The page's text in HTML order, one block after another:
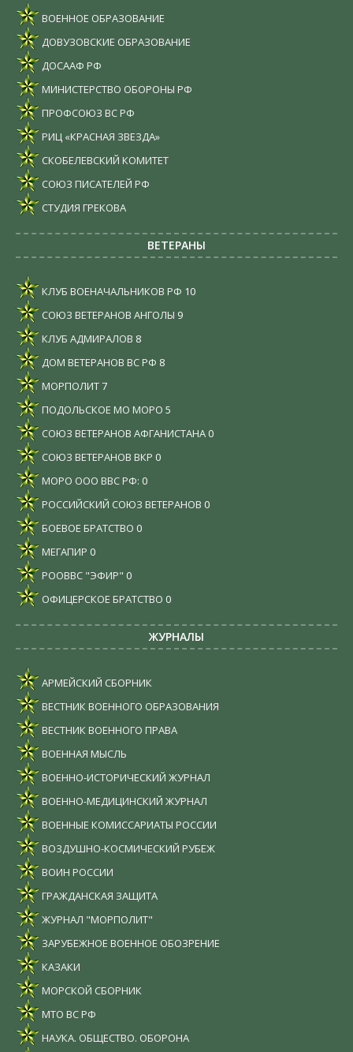
ВОЕННОЕ ОБРАЗОВАНИЕ
ДОВУЗОВСКИЕ ОБРАЗОВАНИЕ
ДОСААФ РФ
МИНИСТЕРСТВО ОБОРОНЫ РФ
ПРОФСОЮЗ ВС РФ
РИЦ «КРАСНАЯ ЗВЕЗДА»
СКОБЕЛЕВСКИЙ КОМИТЕТ
СОЮЗ ПИСАТЕЛЕЙ РФ
СТУДИЯ ГРЕКОВА
ВЕТЕРАНЫ
КЛУБ ВОЕНАЧАЛЬНИКОВ РФ 10
СОЮЗ ВЕТЕРАНОВ АНГОЛЫ 9
КЛУБ АДМИРАЛОВ 8
ДОМ ВЕТЕРАНОВ ВС РФ 8
МОРПОЛИТ7
ПОДОЛЬСКОЕ МО МОРО 5
СОЮЗ ВЕТЕРАНОВ АФГАНИСТАНА 0
СОЮЗ ВЕТЕРАНОВ ВКР 0
МОРО ООО ВВС РФ: 0
РОССИЙСКИЙ СОЮЗ ВЕТЕРАНОВ 0
БОЕВОЕ БРАТСТВО 0
МЕГАПИР 0
РООВВС "ЭФИР" 0
ОФИЦЕРСКОЕ БРАТСТВО 0
ЖУРНАЛЫ
АРМЕЙСКИЙ СБОРНИК
ВЕСТНИК ВОЕННОГО ОБРАЗОВАНИЯ
ВЕСТНИК ВОЕННОГО ПРАВА
ВОЕННАЯ МЫСЛЬ
ВОЕННО-ИСТОРИЧЕСКИЙ ЖУРНАЛ
ВОЕННО-МЕДИЦИНСКИЙ ЖУРНАЛ
ВОЕННЫЕ КОМИССАРИАТЫ РОССИИ
ВОЗДУШНО-КОСМИЧЕСКИЙ РУБЕЖ
ВОИН РОССИИ
ГРАЖДАНСКАЯ ЗАЩИТА
ЖУРНАЛ "МОРПОЛИТ"
ЗАРУБЕЖНОЕ ВОЕННОЕ ОБОЗРЕНИЕ
КАЗАКИ
МОРСКОЙ СБОРНИК
МТО ВС РФ
НАУКА. ОБЩЕСТВО. ОБОРОНА